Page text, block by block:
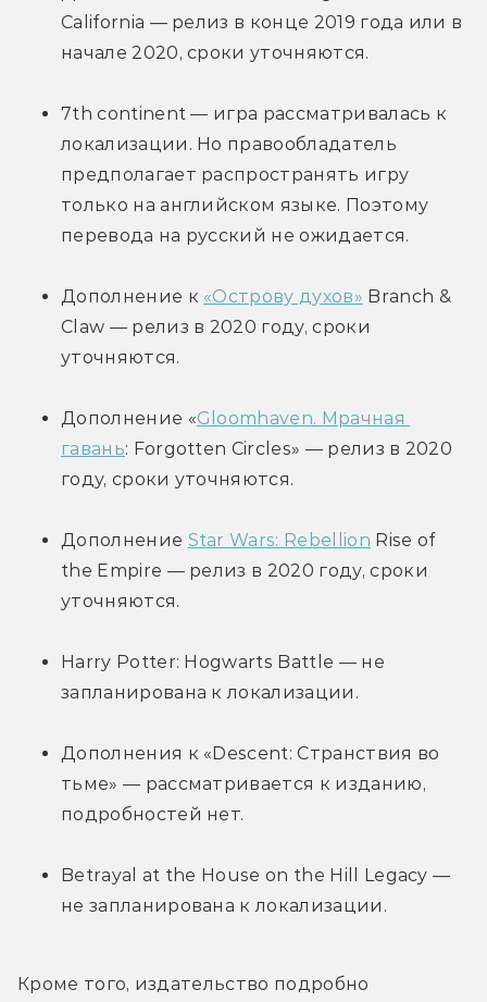
California — релиз в конце 2019 года или в
начале 2020, сроки уточняются.
7th continent — игра рассматривалась к
локализации. Но правообладатель
предполагает распространять игру
только на английском языке. Поэтому
перевода на русский не ожидается.
Дополнение к «Острову духов» Branch &
Claw — релиз в 2020 году, сроки
уточняются.
Дополнение «Gloomhaven. Мрачная
гавань: Forgotten Circles» — релиз в 2020
году, сроки уточняются.
Дополнение Star Wars: Rebellion Rise of
the Empire — релиз в 2020 году, сроки
уточняются.
Harry Potter: Hogwarts Battle — не
запланирована к локализации.
Дополнения к «Descent: Странствия во
тьме» — рассматривается к изданию,
подробностей нет.
Betrayal at the House on the Hill Legacy —
не запланирована к локализации.